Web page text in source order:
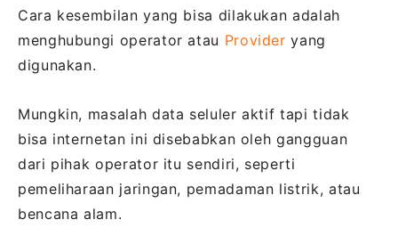
Cara kesembilan yang bisa dilakukan adalah
menghubungi operator atau Provider yang
digunakan.
Mungkin, masalah data seluler aktif tapi tidak
bisa internetan ini disebabkan oleh gangguan
dari pihak operator itu sendiri, seperti
pemeliharaan jaringan, pemadaman listrik, atau
bencana alam.